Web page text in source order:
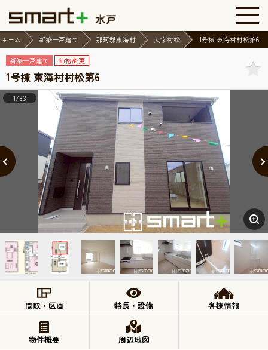
ホーム 新築一戸建て 那珂郡東海村 大字村松 1号棟 東海村村松第6
新築一戸建て 価格変更
1号棟 東海村村松第6
1/33
間取・区画 特長・設備 各棟情報
物件概要 周辺地図